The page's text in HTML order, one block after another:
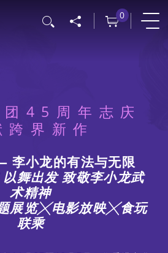
0
45周年志庆
跨界新作
李小龙的有法与无限
舞出发 致敬李小龙武
术精神
展览╳电影放映╳食玩
联乘